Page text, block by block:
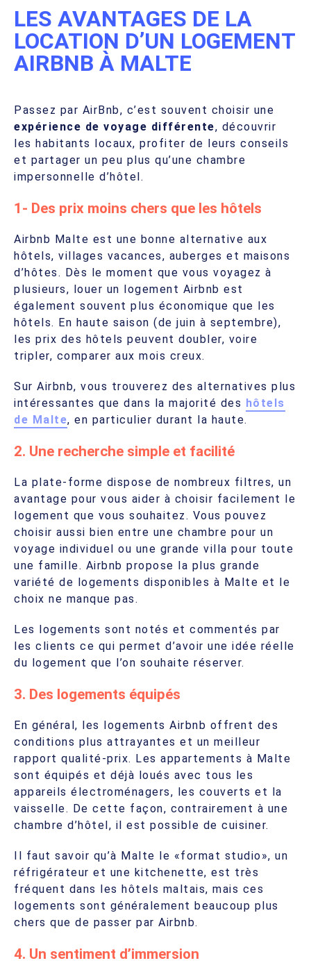
LES AVANTAGES DE LA
LOCATION D’UN LOGEMENT
AIRBNB À MALTE
Passez par AirBnb, c’est souvent choisir une
expérience de voyage différente, découvrir
les habitants locaux, profiter de leurs conseils
et partager un peu plus qu’une chambre
impersonnelle d’hôtel.
1- Des prix moins chers que les hôtels
Airbnb Malte est une bonne alternative aux
hôtels, villages vacances, auberges et maisons
d’hôtes. Dès le moment que vous voyagez à
plusieurs, louer un logement Airbnb est
également souvent plus économique que les
hôtels. En haute saison (de juin à septembre),
les prix des hôtels peuvent doubler, voire
tripler, comparer aux mois creux.
Sur Airbnb, vous trouverez des alternatives plus
intéressantes que dans la majorité des hôtels
de Malte, en particulier durant la haute.
2. Une recherche simple et facilité
La plate-forme dispose de nombreux filtres, un
avantage pour vous aider à choisir facilement le
logement que vous souhaitez. Vous pouvez
choisir aussi bien entre une chambre pour un
voyage individuel ou une grande villa pour toute
une famille. Airbnb propose la plus grande
variété de logements disponibles à Malte et le
choix ne manque pas.
Les logements sont notés et commentés par
les clients ce qui permet d’avoir une idée réelle
du logement que l’on souhaite réserver.
3. Des logements équipés
En général, les logements Airbnb offrent des
conditions plus attrayantes et un meilleur
rapport qualité-prix. Les appartements à Malte
sont équipés et déjà loués avec tous les
appareils électroménagers, les couverts et la
vaisselle. De cette façon, contrairement à une
chambre d’hôtel, il est possible de cuisiner.
Il faut savoir qu’à Malte le «format studio», un
réfrigérateur et une kitchenette, est très
fréquent dans les hôtels maltais, mais ces
logements sont généralement beaucoup plus
chers que de passer par Airbnb.
4. Un sentiment d’immersion